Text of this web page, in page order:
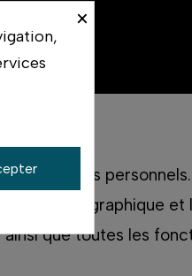
des effets personnels.
photographique
que toutes les
×